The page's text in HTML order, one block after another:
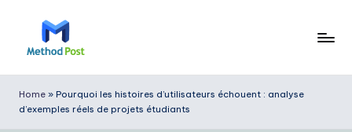
e
t
Home » Pourquoi les histoires d’utilisateurs échouent : analyse
d’exemples réels de projets étudiants